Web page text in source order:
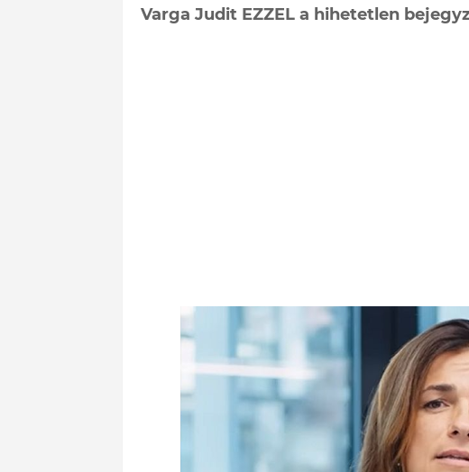
Varga Judit EZZEL a hihetetlen